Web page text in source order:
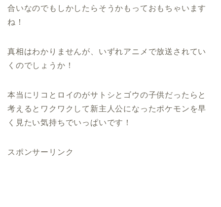
合いなのでもしかしたらそうかもっておもちゃいます
ね！
真相はわかりませんが、いずれアニメで放送されてい
くのでしょうか！
本当にリコとロイのがサトシとゴウの子供だったらと
考えるとワクワクして新主人公になったポケモンを早
く見たい気持ちでいっぱいです！
スポンサーリンク